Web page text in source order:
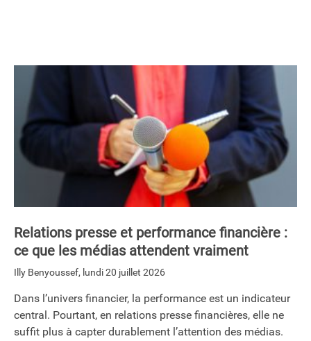
Relations presse et performance financière :
ce que les médias attendent vraiment
Illy Benyoussef, lundi 20 juillet 2026
Dans l’univers financier, la performance est un indicateur
central. Pourtant, en relations presse financières, elle ne
suffit plus à capter durablement l’attention des médias.